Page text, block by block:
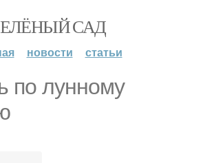
САД
новости статьи
по лунному